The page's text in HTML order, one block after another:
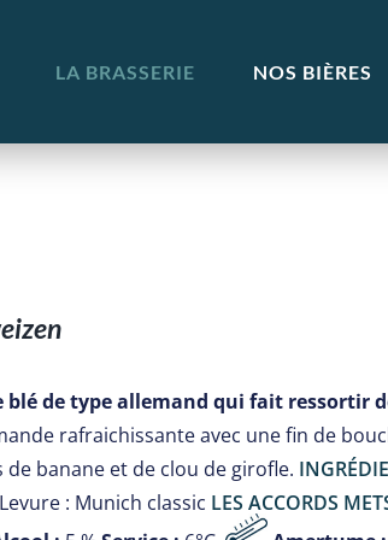
LA BRASSERIE NOS BIÈRES
blé de type allemand qui fait ressortir
rafraichissante avec une fin de
de banane et de clou de girofle.
: Munich classic LES ACCORDS